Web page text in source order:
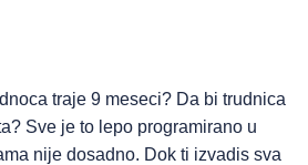
traje 9 meseci? Da bi trudnica
Sve je to lepo programirano u
nije dosadno. Dok ti izvadis sva